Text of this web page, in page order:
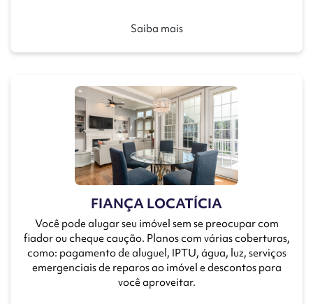
Saiba mais
FIANÇA LOCATÍCIA
Você pode alugar seu imóvel sem se preocupar com
fiador ou cheque caução. Planos com várias coberturas,
como: pagamento de aluguel, IPTU, água, luz, serviços
emergenciais de reparos ao imóvel e descontos para
você aproveitar.